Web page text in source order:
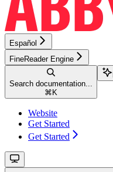
Español
FineReader Engine
Search documentation...
⌘ K
Website
Get Started
Get Started